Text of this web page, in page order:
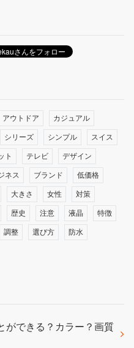
アウトドア カジュアル
シリーズ シンプル スイス
ト テレビ デザイン
ネス ブランド 低価格
大きさ 女性 対策
歴史 注意 液晶 特徴
調整 選び方 防水
ができる？カラー？画質